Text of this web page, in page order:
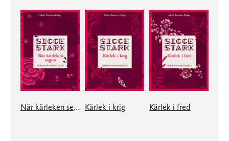
När kärleken segrar Kärlek i krig Kärlek i fred